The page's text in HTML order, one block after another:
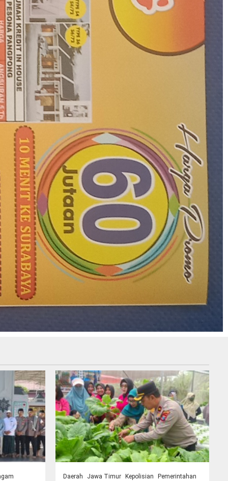
Daerah Jawa Timur Kepolisian Pemerintahan